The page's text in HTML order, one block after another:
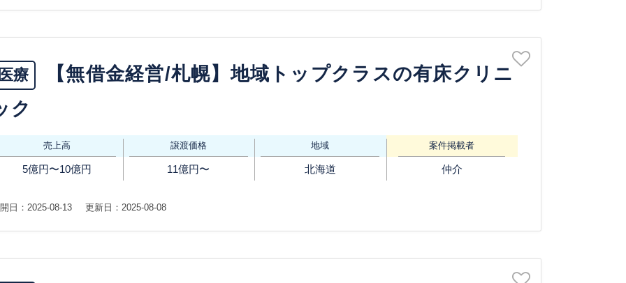
療
【無借金経営/札幌】地域トップクラスの有床クリニ
ク
売上高
5億円〜10億円
譲渡価格
11億円〜
地域
北海道
案件掲載者
仲介
日：2025-08-13 更新日：2025-08-08